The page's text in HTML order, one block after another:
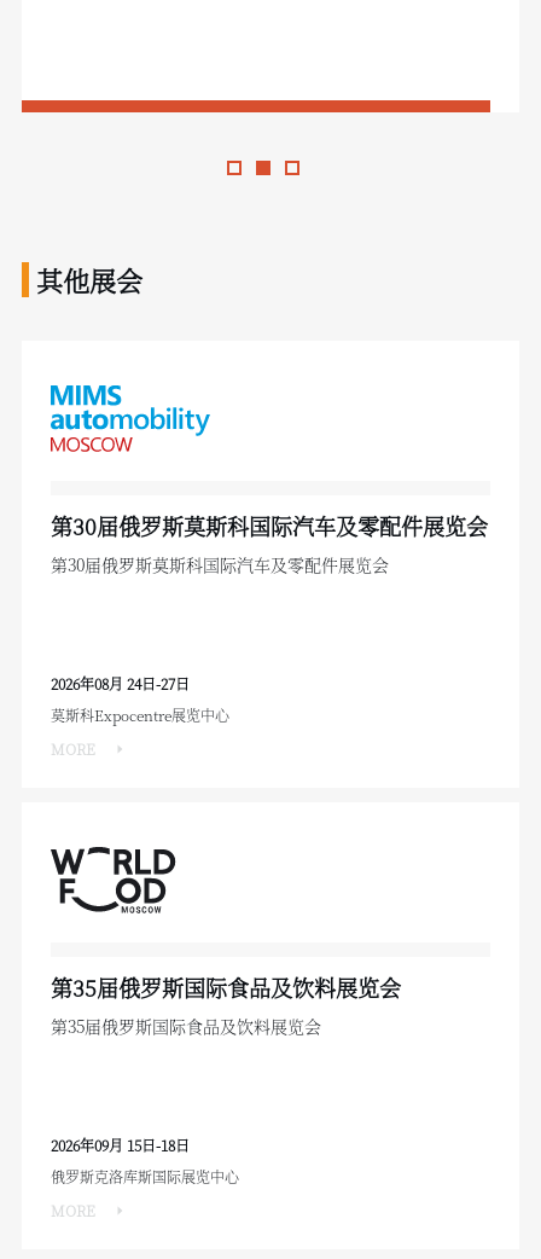
其他展会
第30届俄罗斯莫斯科国际汽车及零配件展览会
第30届俄罗斯莫斯科国际汽车及零配件展览会
2026年08月 24日-27日
莫斯科Expocentre展览中心
MORE
第35届俄罗斯国际食品及饮料展览会
第35届俄罗斯国际食品及饮料展览会
2026年09月 15日-18日
俄罗斯克洛库斯国际展览中心
MORE